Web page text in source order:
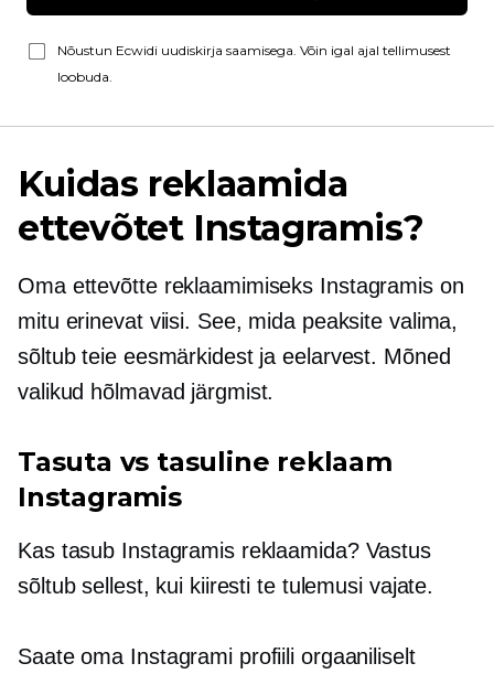
Nõustun Ecwidi uudiskirja saamisega. Võin igal ajal tellimusest
loobuda.
Kuidas reklaamida
ettevõtet Instagramis?
Oma ettevõtte reklaamimiseks Instagramis on
mitu erinevat viisi. See, mida peaksite valima,
sõltub teie eesmärkidest ja eelarvest. Mõned
valikud hõlmavad järgmist.
Tasuta vs tasuline reklaam
Instagramis
Kas tasub Instagramis reklaamida? Vastus
sõltub sellest, kui kiiresti te tulemusi vajate.
Saate oma Instagrami profiili orgaaniliselt